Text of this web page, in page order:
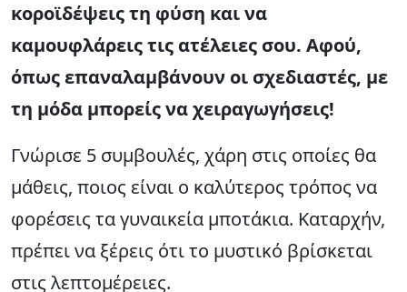
κοροϊδέψεις τη φύση και να
καμουφλάρεις τις ατέλειες σου. Αφού,
όπως επαναλαμβάνουν οι σχεδιαστές, με
τη μόδα μπορείς να χειραγωγήσεις!
Γνώρισε 5 συμβουλές, χάρη στις οποίες θα
μάθεις, ποιος είναι ο καλύτερος τρόπος να
φορέσεις τα γυναικεία μποτάκια. Καταρχήν,
πρέπει να ξέρεις ότι το μυστικό βρίσκεται
στις λεπτομέρειες.